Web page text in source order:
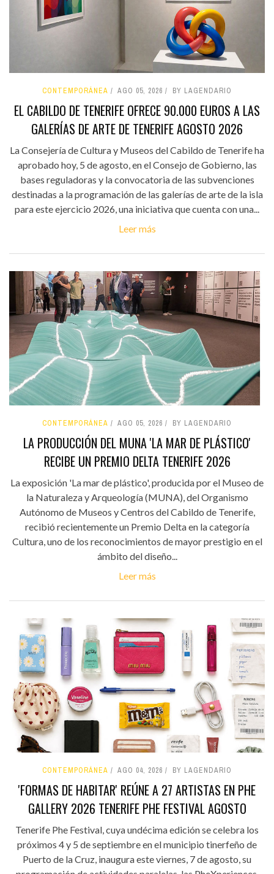
CONTEMPORÁNEA AGO 05, 2026 BY LAGENDARIO
EL CABILDO DE TENERIFE OFRECE 90.000 EUROS A LAS
GALERÍAS DE ARTE DE TENERIFE AGOSTO 2026
La Consejería de Cultura y Museos del Cabildo de Tenerife ha
aprobado hoy, 5 de agosto, en el Consejo de Gobierno, las
bases reguladoras y la convocatoria de las subvenciones
destinadas a la programación de las galerías de arte de la isla
para este ejercicio 2026, una iniciativa que cuenta con una...
Leer más
CONTEMPORÁNEA AGO 05, 2026 BY LAGENDARIO
LA PRODUCCIÓN DEL MUNA 'LA MAR DE PLÁSTICO'
RECIBE UN PREMIO DELTA TENERIFE 2026
La exposición 'La mar de plástico', producida por el Museo de
la Naturaleza y Arqueología (MUNA), del Organismo
Autónomo de Museos y Centros del Cabildo de Tenerife,
recibió recientemente un Premio Delta en la categoría
Cultura, uno de los reconocimientos de mayor prestigio en el
ámbito del diseño...
Leer más
CONTEMPORÁNEA AGO 04, 2026 BY LAGENDARIO
'FORMAS DE HABITAR' REÚNE A 27 ARTISTAS EN PHE
GALLERY 2026 TENERIFE PHE FESTIVAL AGOSTO
Tenerife Phe Festival, cuya undécima edición se celebra los
próximos 4 y 5 de septiembre en el municipio tinerfeño de
Puerto de la Cruz, inaugura este viernes, 7 de agosto, su